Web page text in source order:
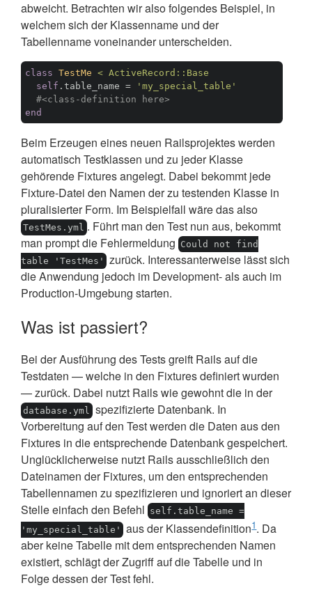
abweicht. Betrachten wir also folgendes Beispiel, in
welchem sich der Klassenname und der
Tabellenname voneinander unterscheiden.
class TestMe < ActiveRecord::Base
self .table_name =
'my_special_table'
#<class-definition here>
end
Beim Erzeugen eines neuen Railsprojektes werden
automatisch Testklassen und zu jeder Klasse
gehörende Fixtures angelegt. Dabei bekommt jede
Fixture-Datei den Namen der zu testenden Klasse in
pluralisierter Form. Im Beispielfall wäre das also
TestMes.yml . Führt man den Test nun aus, bekommt
man prompt die Fehlermeldung Could not find
table 'TestMes'
zurück. Interessanterweise lässt sich
die Anwendung jedoch im Development- als auch im
Production-Umgebung starten.
Was ist passiert?
Bei der Ausführung des Tests greift Rails auf die
Testdaten — welche in den Fixtures definiert wurden
— zurück. Dabei nutzt Rails wie gewohnt die in der
database.yml
spezifizierte Datenbank. In
Vorbereitung auf den Test werden die Daten aus den
Fixtures in die entsprechende Datenbank gespeichert.
Unglücklicherweise nutzt Rails ausschließlich den
Dateinamen der Fixtures, um den entsprechenden
Tabellennamen zu spezifizieren und ignoriert an dieser
Stelle einfach den Befehl self.table_name =
'my_special_table'
aus der Klassendefinition1. Da
aber keine Tabelle mit dem entsprechenden Namen
existiert, schlägt der Zugriff auf die Tabelle und in
Folge dessen der Test fehl.